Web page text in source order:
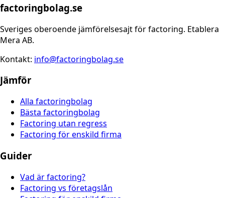
factoringbolag.se
Sveriges oberoende jämförelsesajt för factoring. Etablera
Mera AB.
Kontakt: info@factoringbolag.se
Jämför
Alla factoringbolag
Bästa factoringbolag
Factoring utan regress
Factoring för enskild firma
Guider
Vad är factoring?
Factoring vs företagslån